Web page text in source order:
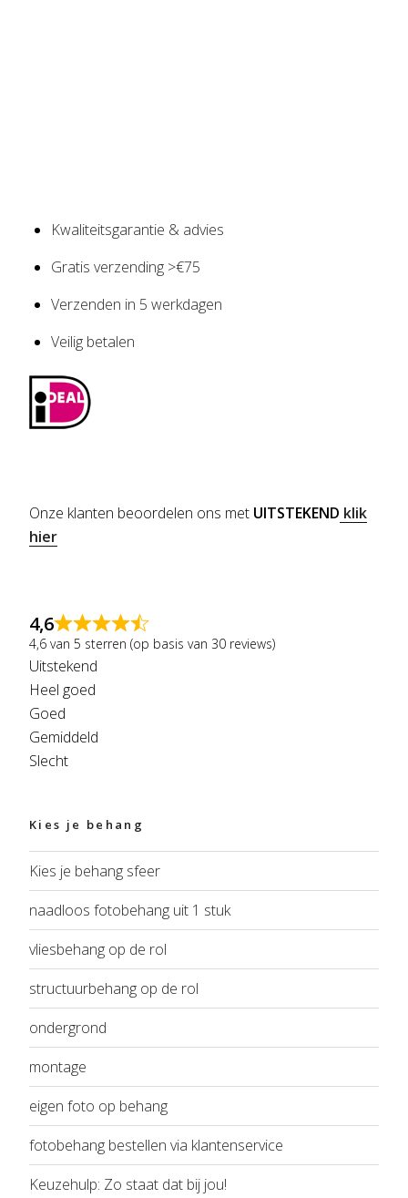
Kwaliteitsgarantie & advies
Gratis verzending >€75
Verzenden in 5 werkdagen
Veilig betalen
Onze klanten beoordelen ons met UITSTEKEND klik
hier
4,6
4,6 van 5 sterren (op basis van 30 reviews)
Uitstekend
Heel goed
Goed
Gemiddeld
Slecht
Kies je behang
Kies je behang sfeer
naadloos fotobehang uit 1 stuk
vliesbehang op de rol
structuurbehang op de rol
ondergrond
montage
eigen foto op behang
fotobehang bestellen via klantenservice
Keuzehulp: Zo staat dat bij jou!